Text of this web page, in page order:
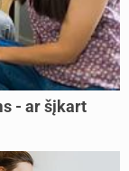
- ar šįkart